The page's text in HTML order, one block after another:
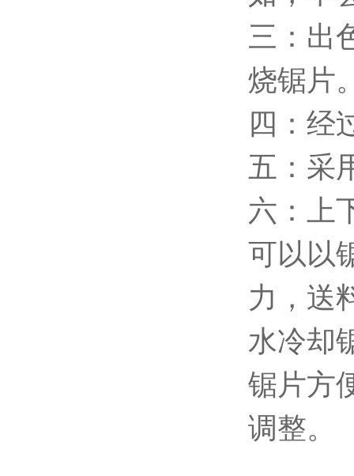
三：出
烧锯
四：经
五：采
六：上
可以以
力，送
水冷却
锯片方
调整。